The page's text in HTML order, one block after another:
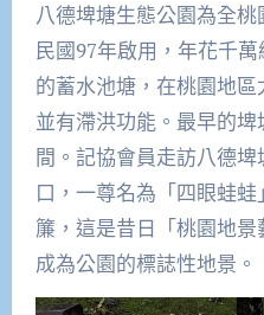
八德埤塘生態公園為全
民國97年啟用，年花千
的蓄水池塘，在桃園地
並有滯洪功能。最早的
間。記協會員走訪八德
口，一尊名為「四眼蛙
簾，這是昔日「桃園地
成為公園的標誌性地景。